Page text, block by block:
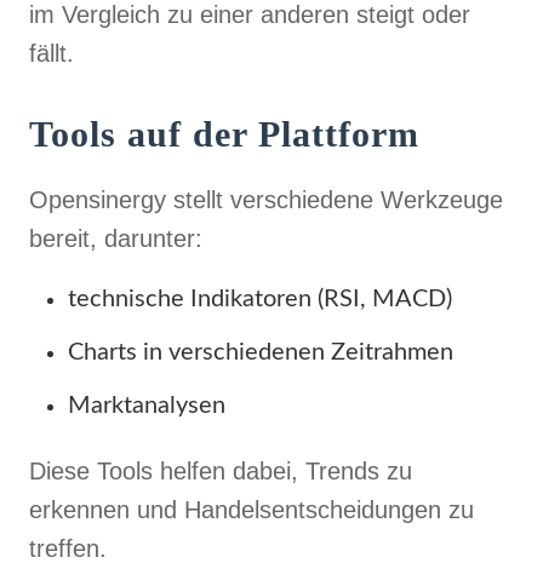
im Vergleich zu einer anderen steigt oder
fällt.
Tools auf der Plattform
Opensinergy stellt verschiedene Werkzeuge
bereit, darunter:
technische Indikatoren (RSI, MACD)
Charts in verschiedenen Zeitrahmen
Marktanalysen
Diese Tools helfen dabei, Trends zu
erkennen und Handelsentscheidungen zu
treffen.